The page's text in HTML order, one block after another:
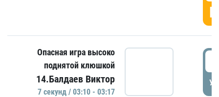
Опасная игра высоко
поднятой клюшкой
14.Балдаев Виктор
7 секунд / 03:10 - 03:17